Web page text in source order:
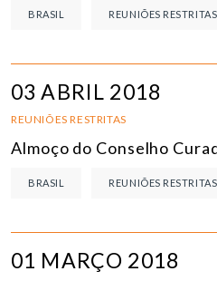
BRASIL REUNIÕES RESTRITAS
03 ABRIL 2018
REUNIÕES RESTRITAS
Almoço do Conselho
BRASIL REUNIÕES RESTRITAS
01 MARÇO 2018